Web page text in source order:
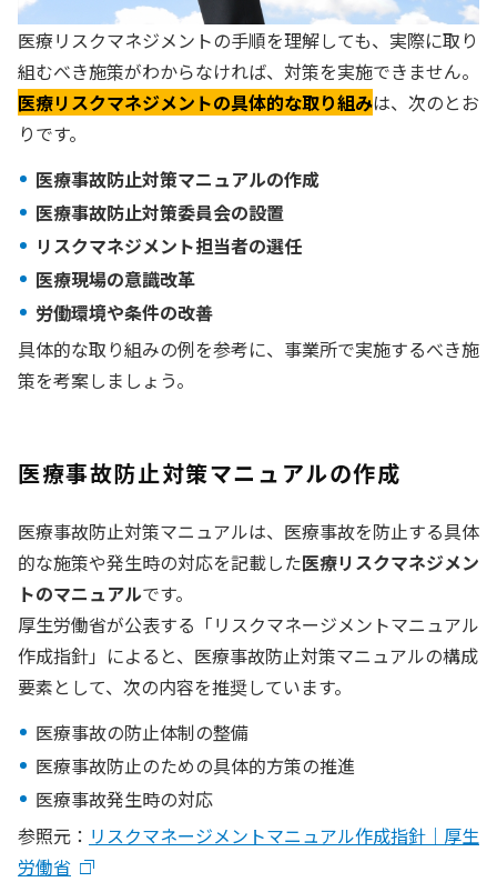
医療リスクマネジメントの手順を理解しても、実際に取り
組むべき施策がわからなければ、対策を実施できません。
医療リスクマネジメントの具体的な取り組みは、次のとお
りです。
医療事故防止対策マニュアルの作成
医療事故防止対策委員会の設置
リスクマネジメント担当者の選任
医療現場の意識改革
労働環境や条件の改善
具体的な取り組みの例を参考に、事業所で実施するべき施
策を考案しましょう。
医療事故防止対策マニュアルの作成
医療事故防止対策マニュアルは、医療事故を防止する具体
的な施策や発生時の対応を記載した医療リスクマネジメン
トのマニュアルです。
厚生労働省が公表する「リスクマネージメントマニュアル
作成指針」によると、医療事故防止対策マニュアルの構成
要素として、次の内容を推奨しています。
医療事故の防止体制の整備
医療事故防止のための具体的方策の推進
医療事故発生時の対応
参照元： リスクマネージメントマニュアル作成指針｜厚生
労働省